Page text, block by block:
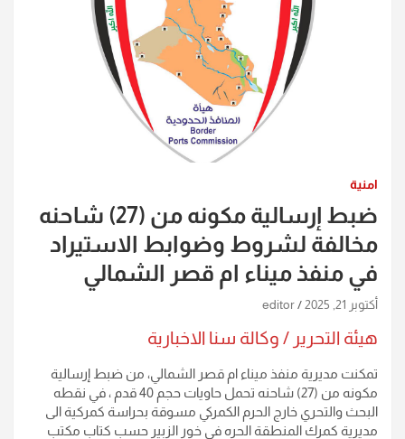
امنية
ضبط إرسالية مكونه من (27) شاحنه
مخالفة لشروط وضوابط الاستيراد
في منفذ ميناء ام قصر الشمالي
أكتوبر 21, 2025 editor
هيئة التحرير / وكالة سنا الاخبارية
تمكنت مديرية منفذ ميناء ام قصر الشمالي، من ضبط إرسالية
مكونه من (27) شاحنه تحمل حاويات حجم 40 قدم ، في نقطه
البحث والتحري خارج الحرم الكمركي مسوقة بحراسة كمركية الى
مديرية كمرك المنطقة الحره في خور الزبير حسب كتاب مكتب